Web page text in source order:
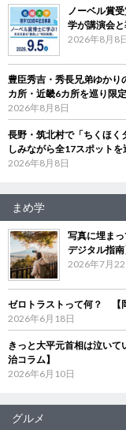
ノーベル賞
学が講演会
2026年8月8
豊臣秀吉・秀長兄弟ゆか
カ所・近畿6カ所を巡り限
2026年8月8日
長野・筑北村で「ちくほく
しみながら全17スポットを
2026年8月8日
まめ学
写真に埋ま
デジタル指南
2026年7月22
ゼロトラストって何？ 【
2026年6月18日
きっと大平元首相は泣い
治コラム】
2026年6月10日
グルメ